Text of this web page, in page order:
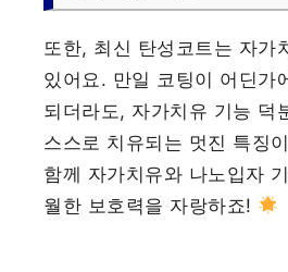
또한, 최신 탄성코트는 자가
있어요. 만일 코팅이 어딘가
되더라도, 자가치유 기능 덕
스스로 치유되는 멋진 특징
함께 자가치유와 나노입자
월한 보호력을 자랑하죠!